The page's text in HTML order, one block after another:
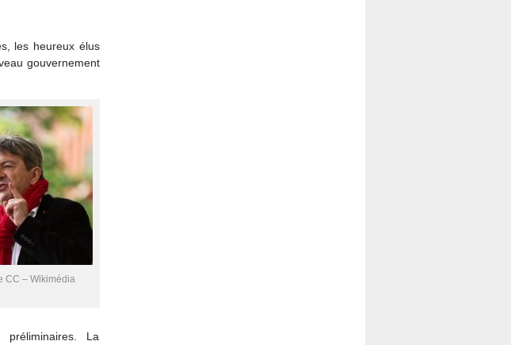
les heureux élus
gouvernement
CC – Wikimédia
La